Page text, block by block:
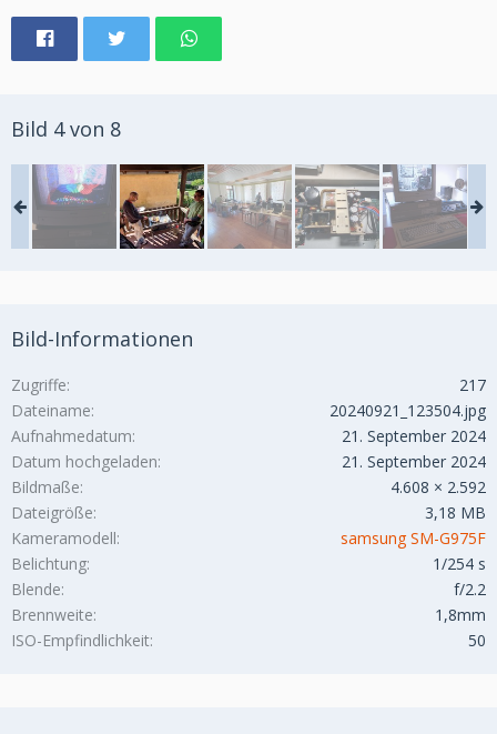
Bild 4 von 8
Bild-Informationen
Zugriffe
217
Dateiname
20240921_123504.jpg
Aufnahmedatum
21. September 2024
Datum hochgeladen
21. September 2024
Bildmaße
4.608 × 2.592
Dateigröße
3,18 MB
Kameramodell
samsung SM-G975F
Belichtung
1/254 s
Blende
f/2.2
Brennweite
1,8mm
ISO-Empfindlichkeit
50